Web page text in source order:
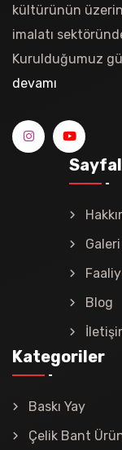
kültürünün
imalatı
Kurulduğumuz
devamı
Galeri
Blog
Kategoriler
Baskı Yay
Çelik Bant